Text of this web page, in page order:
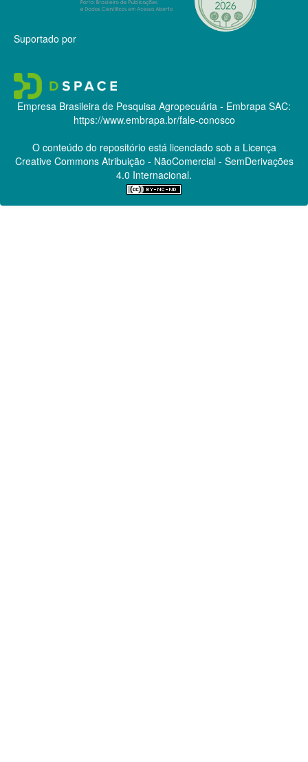
Suportado por
Empresa Brasileira de Pesquisa Agropecuária - Embrapa SAC:
https://www.embrapa.br/fale-conosco
O conteúdo do repositório está licenciado sob a Licença
Creative CommonsAtribuição - NãoComercial - SemDerivações
4.0 Internacional.